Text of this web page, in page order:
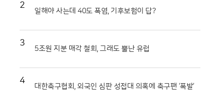
2
일해야 사는데 40도 폭염, 기후보험이 답?
3
5조원 지분 매각 철회, 그래도 뿔난 유럽
4
대한축구협회, 외국인 심판 성접대 의혹에 축구팬 ‘폭발’